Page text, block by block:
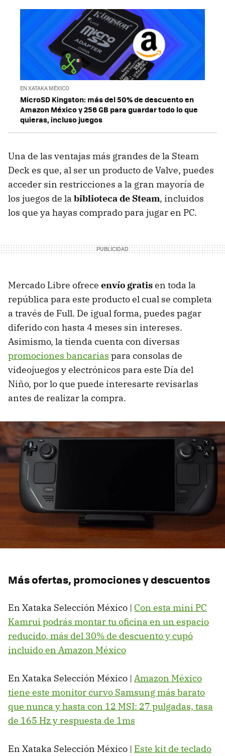
EN XATAKA MÉXICO
MicroSD Kingston: más del 50% de descuento en
Amazon México y 256 GB para guardar todo lo que
quieras, incluso juegos
Una de las ventajas más grandes de la Steam
Deck es que, al ser un producto de Valve, puedes
acceder sin restricciones a la gran mayoría de
los juegos de la biblioteca de Steam, incluidos
los que ya hayas comprado para jugar en PC.
Mercado Libre ofrece envío gratisen toda la
república para este producto el cual se completa
a través de Full. De igual forma, puedes pagar
diferido con hasta 4 meses sin intereses.
Asimismo, la tienda cuenta con diversas
promociones bancarias para consolas de
videojuegos y electrónicos para este Día del
Niño, por lo que puede interesarte revisarlas
antes de realizar la compra.
Más ofertas, promociones y descuentos
En Xataka Selección México | Con esta mini PC
Kamrui podrás montar tu oficina en un espacio
reducido, más del 30% de descuento y cupó
incluido en Amazon México
En Xataka Selección México | Amazon México
tiene este monitor curvo Samsung más barato
que nunca y hasta con 12 MSI: 27 pulgadas, tasa
de 165 Hz y respuesta de 1ms
En Xataka Selección México | Este kit de teclado